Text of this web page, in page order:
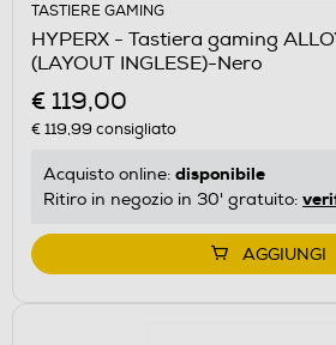
TASTIERE GAMING
HYPERX - Tastiera gaming
(LAYOUT INGLESE)-Nero
€ 119,00
€ 119,99 consigliato
Acquisto online: disponibile
Ritiro in negozio in 30' gratuito:
AGGIUNGI